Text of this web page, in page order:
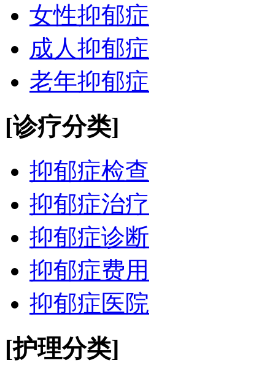
女性抑郁症
成人抑郁症
老年抑郁症
[诊疗分类]
抑郁症检查
抑郁症治疗
抑郁症诊断
抑郁症费用
抑郁症医院
[护理分类]